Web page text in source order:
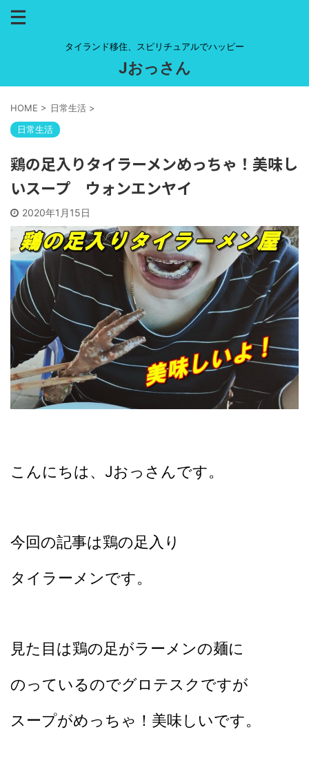
タイランド移住、スピリチュアルでハッピー
Jおっさん
HOME > 日常生活 >
日常生活
鶏の足入りタイラーメンめっちゃ！美味し
いスープ ウォンエンヤイ
2020年1月15日
こんにちは、Jおっさんです。
今回の記事は鶏の足入り
タイラーメンです。
見た目は鶏の足がラーメンの麺に
のっているのでグロテスクですが
スープがめっちゃ！美味しいです。